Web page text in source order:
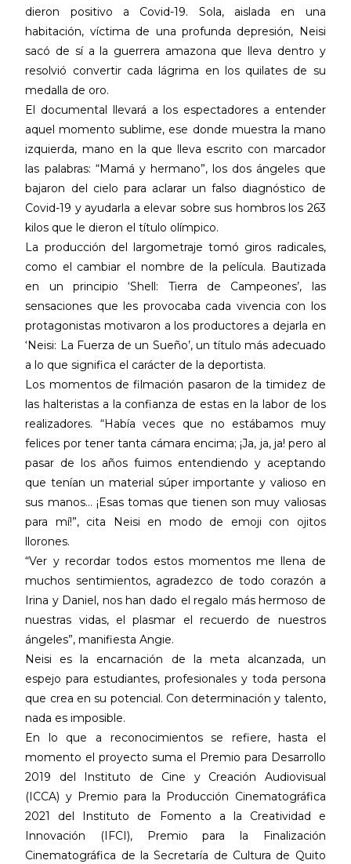
dieron positivo a Covid-19. Sola, aislada en una
habitación, víctima de una profunda depresión, Neisi
sacó de sí a la guerrera amazona que lleva dentro y
resolvió convertir cada lágrima en los quilates de su
medalla de oro.
El documental llevará a los espectadores a entender
aquel momento sublime, ese donde muestra la mano
izquierda, mano en la que lleva escrito con marcador
las palabras: “Mamá y hermano”, los dos ángeles que
bajaron del cielo para aclarar un falso diagnóstico de
Covid-19 y ayudarla a elevar sobre sus hombros los 263
kilos que le dieron el título olímpico.
La producción del largometraje tomó giros radicales,
como el cambiar el nombre de la película. Bautizada
en un principio ‘Shell: Tierra de Campeones’, las
sensaciones que les provocaba cada vivencia con los
protagonistas motivaron a los productores a dejarla en
‘Neisi: La Fuerza de un Sueño’, un título más adecuado
a lo que significa el carácter de la deportista.
Los momentos de filmación pasaron de la timidez de
las halteristas a la confianza de estas en la labor de los
realizadores. “Había veces que no estábamos muy
felices por tener tanta cámara encima; ¡Ja, ja, ja! pero al
pasar de los años fuimos entendiendo y aceptando
que tenían un material súper importante y valioso en
sus manos… ¡Esas tomas que tienen son muy valiosas
para mí!”, cita Neisi en modo de emoji con ojitos
llorones.
“Ver y recordar todos estos momentos me llena de
muchos sentimientos, agradezco de todo corazón a
Irina y Daniel, nos han dado el regalo más hermoso de
nuestras vidas, el plasmar el recuerdo de nuestros
ángeles”, manifiesta Angie.
Neisi es la encarnación de la meta alcanzada, un
espejo para estudiantes, profesionales y toda persona
que crea en su potencial. Con determinación y talento,
nada es imposible.
En lo que a reconocimientos se refiere, hasta el
momento el proyecto suma el Premio para Desarrollo
2019 del Instituto de Cine y Creación Audiovisual
(ICCA) y Premio para la Producción Cinematográfica
2021 del Instituto de Fomento a la Creatividad e
Innovación (IFCI), Premio para la Finalización
Cinematográfica de la Secretaría de Cultura de Quito